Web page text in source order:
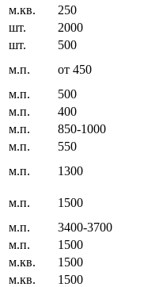
м.кв.
250
шт.
2000
шт.
500
м.п.
от 450
м.п.
500
м.п.
400
м.п.
850-1000
м.п.
550
м.п.
1300
м.п.
1500
м.п.
3400-3700
м.п.
1500
м.кв.
1500
м.кв. 1500